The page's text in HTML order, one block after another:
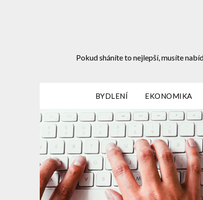
Pokud sháníte to nejlepší, musíte
BYDLENÍ EKONOMIKA